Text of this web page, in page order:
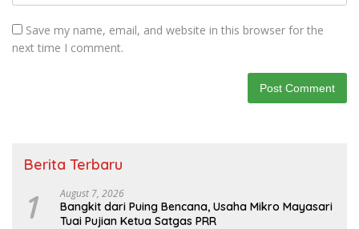
Save my name, email, and website in this browser for the
next time I comment.
Berita Terbaru
1 August 7, 2026
Bangkit dari Puing Bencana, Usaha Mikro Mayasari
Tuai Pujian Ketua Satgas PRR